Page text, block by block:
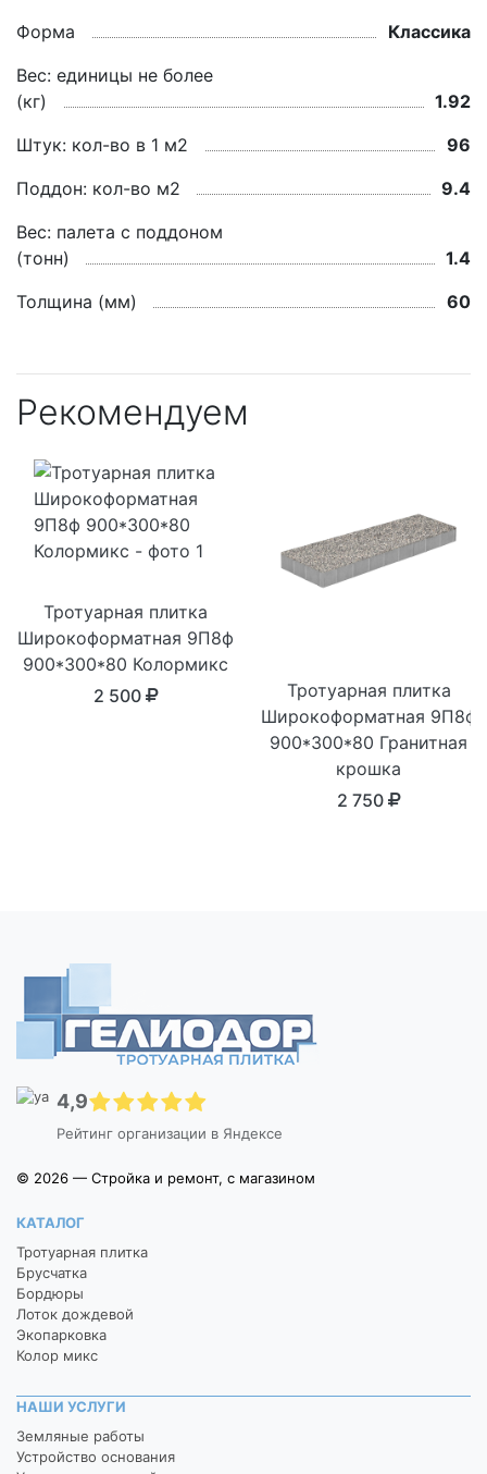
Форма
Классика
Вес: единицы не более
(кг)
1.92
Штук: кол-во в 1 м2
96
Поддон: кол-во м2
9.4
Вес: палета с поддоном
(тонн)
1.4
Толщина (мм)
60
Рекомендуем
Тротуарная плитка
Широкоформатная 9П8ф
900*300*80 Колормикс
2 500
Тротуарная плитка
Широкоформатная 9П8ф
900*300*80 Гранитная
крошка
2 750
4,9
Рейтинг организации в Яндексе
© 2026 — Стройка и ремонт, с магазином
КАТАЛОГ
Тротуарная плитка
Брусчатка
Бордюры
Лоток дождевой
Экопарковка
Колор микс
НАШИ УСЛУГИ
Земляные работы
Устройство основания